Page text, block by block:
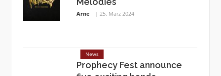
Arne 25. März 2024
News
Prophecy Fest announce